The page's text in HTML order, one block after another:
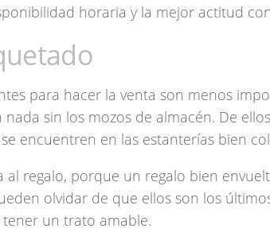
horaria y la mejor actitud
para hacer la venta son menos
nada sin los mozos de almacén. De
encuentren en las estanterías bien
regalo, porque un regalo bien
olvidar de que ellos son los
un trato amable.